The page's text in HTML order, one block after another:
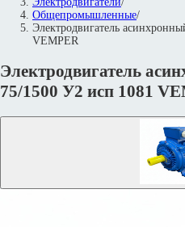
Общепромышленные/
Электродвигатель
VEMPER
Электродвигатель
75/1500 У2 исп 1081